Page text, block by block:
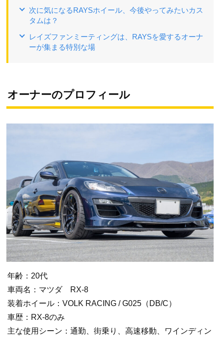
次に気になるRAYSホイール、今後やってみたいカス
タムは？
レイズファンミーティングは、RAYSを愛するオーナ
ーが集まる特別な場
オーナーのプロフィール
年齢：20代
車両名：マツダ RX-8
装着ホイール：VOLK RACING / G025（DB/C）
車歴：RX-8のみ
主な使用シーン：通勤、街乗り、高速移動、ワインディン